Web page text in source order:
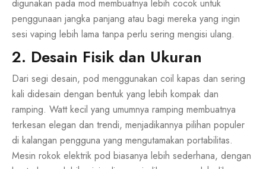
digunakan pada mod membuatnya lebih cocok untuk
penggunaan jangka panjang atau bagi mereka yang ingin
sesi vaping lebih lama tanpa perlu sering mengisi ulang.
2. Desain Fisik dan Ukuran
Dari segi desain, pod menggunakan coil kapas dan sering
kali didesain dengan bentuk yang lebih kompak dan
ramping. Watt kecil yang umumnya ramping membuatnya
terkesan elegan dan trendi, menjadikannya pilihan populer
di kalangan pengguna yang mengutamakan portabilitas.
Mesin rokok elektrik pod biasanya lebih sederhana, dengan